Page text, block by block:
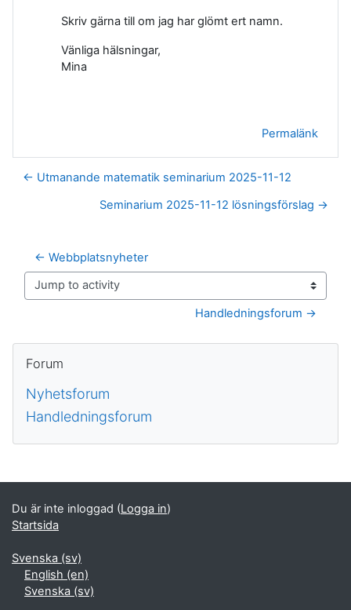
Skriv gärna till om jag har glömt ert namn.
Vänliga hälsningar,
Mina
Permalänk
← Utmanande matematik seminarium 2025-11-12
Seminarium 2025-11-12 lösningsförslag →
← Webbplatsnyheter
Jump to activity
Handledningsforum →
Block
Forum
Nyhetsforum
Handledningsforum
Kompletterande block
Du är inte inloggad (Logga in)
Startsida
Svenska ‎(sv)‎
English ‎(en)‎
Svenska ‎(sv)‎